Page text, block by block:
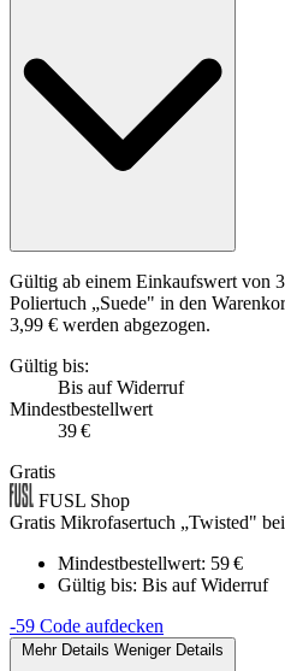
Gültig ab einem Einkaufswert von
Poliertuch „Suede" in den
3,99 € werden abgezogen.
Gültig bis:
Bis auf Widerruf
Mindestbestellwert
39 €
Gratis
FUSL Shop
Gratis Mikrofasertuch „Twisted"
Mindestbestellwert: 59 €
Gültig bis: Bis auf Widerruf
-59 Code aufdecken
Mehr Details Weniger Details